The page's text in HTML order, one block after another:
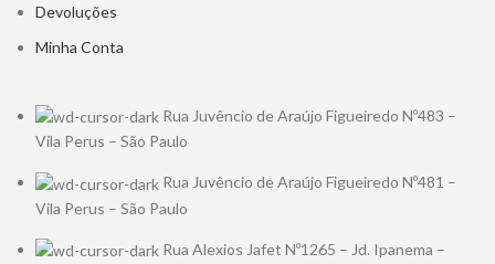
Devoluções
Minha Conta
Rua Juvêncio de Araújo Figueiredo Nº483 –
Vila Perus – São Paulo
Rua Juvêncio de Araújo Figueiredo Nº481 –
Vila Perus – São Paulo
Rua Alexios Jafet Nº1265 – Jd. Ipanema –